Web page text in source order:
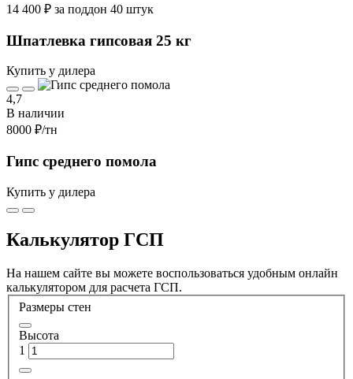
14 400 ₽ за поддон 40 штук
Шпатлевка гипсовая 25 кг
Купить у дилера
4,7
В наличии
8000 ₽/тн
Гипс среднего помола
Купить у дилера
Калькулятор ГСП
На нашем сайте вы можете воспользоваться удобным онлайн
калькулятором для расчета ГСП.
Размеры стен
Высота
1